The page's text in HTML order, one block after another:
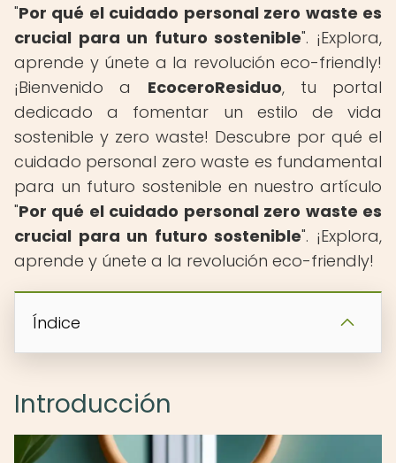
"Por qué el cuidado personal zero waste es
crucial para un futuro sostenible". ¡Explora,
aprende y únete a la revolución eco-friendly!
¡Bienvenido a EcoceroResiduo, tu portal
dedicado a fomentar un estilo de vida
sostenible y zero waste! Descubre por qué el
cuidado personal zero waste es fundamental
para un futuro sostenible en nuestro artículo
"Por qué el cuidado personal zero waste es
crucial para un futuro sostenible". ¡Explora,
aprende y únete a la revolución eco-friendly!
Índice
Introducción